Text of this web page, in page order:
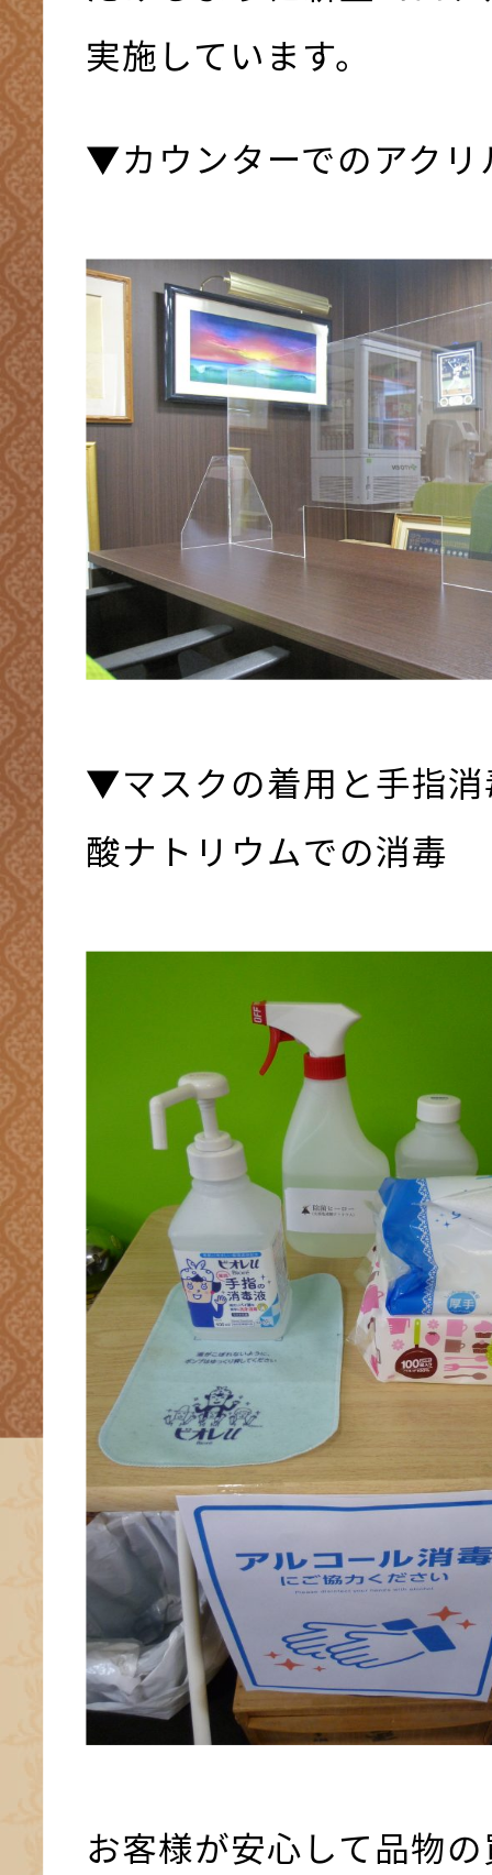
実施しています。
▼カウンターでのアクリ
▼マスクの着用と手指
酸ナトリウムでの消毒
お客様が安心して品物